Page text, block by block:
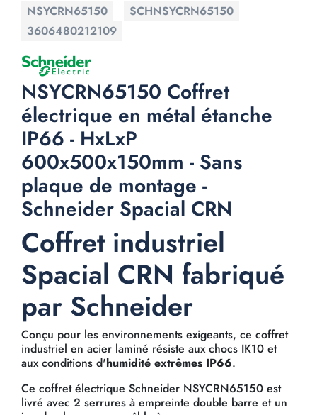
NSYCRN65150
SCHNSYCRN65150
3606480212109
NSYCRN65150 Coffret
électrique en métal étanche
IP66 - HxLxP
600x500x150mm - Sans
plaque de montage -
Schneider Spacial CRN
Coffret industriel
Spacial CRN fabriqué
par Schneider
Conçu pour les environnements exigeants, ce coffret
industriel en acier laminé résiste aux chocs IK10 et
aux conditions d'humidité extrêmes IP66.
Ce coffret électrique Schneider NSYCRN65150 est
livré avec 2 serrures à empreinte double barre et un